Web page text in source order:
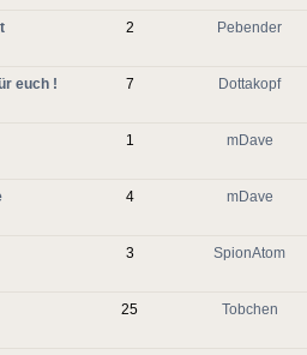
2 Pebender
euch ! 7 Dottakopf
1 mDave
4 mDave
3 SpionAtom
25 Tobchen